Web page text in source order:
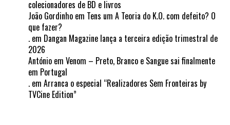
colecionadores de BD e livros
João Gordinho em Tens um A Teoria do K.O. com defeito? O
que fazer?
. em Dangan Magazine lança a terceira edição trimestral de
2026
António em Venom – Preto, Branco e Sangue sai finalmente
em Portugal
. em Arranca o especial “Realizadores Sem Fronteiras by
TVCine Edition”